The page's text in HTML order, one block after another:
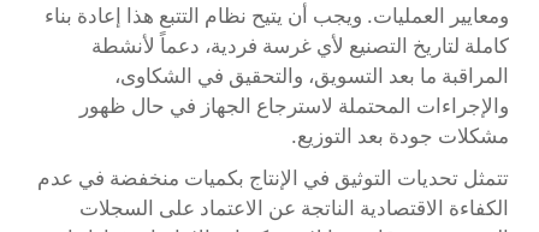
ومعايير العمليات. ويجب أن يتيح نظام التتبع هذا إعادة بناء
كاملة لتاريخ التصنيع لأي غرسة فردية، دعماً لأنشطة
المراقبة ما بعد التسويق، والتحقيق في الشكاوى،
والإجراءات المحتملة لاسترجاع الجهاز في حال ظهور
مشكلات جودة بعد التوزيع.
تتمثل تحديات التوثيق في الإنتاج بكميات منخفضة في عدم
الكفاءة الاقتصادية الناتجة عن الاعتماد على السجلات